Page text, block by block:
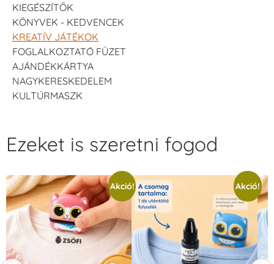
KIEGÉSZÍTŐK
KÖNYVEK - KEDVENCEK
KREATÍV JÁTÉKOK
FOGLALKOZTATÓ FÜZET
AJÁNDÉKKÁRTYA
NAGYKERESKEDELEM
KULTÚRMASZK
Ezeket is szeretni fogod
Akció! Akció!